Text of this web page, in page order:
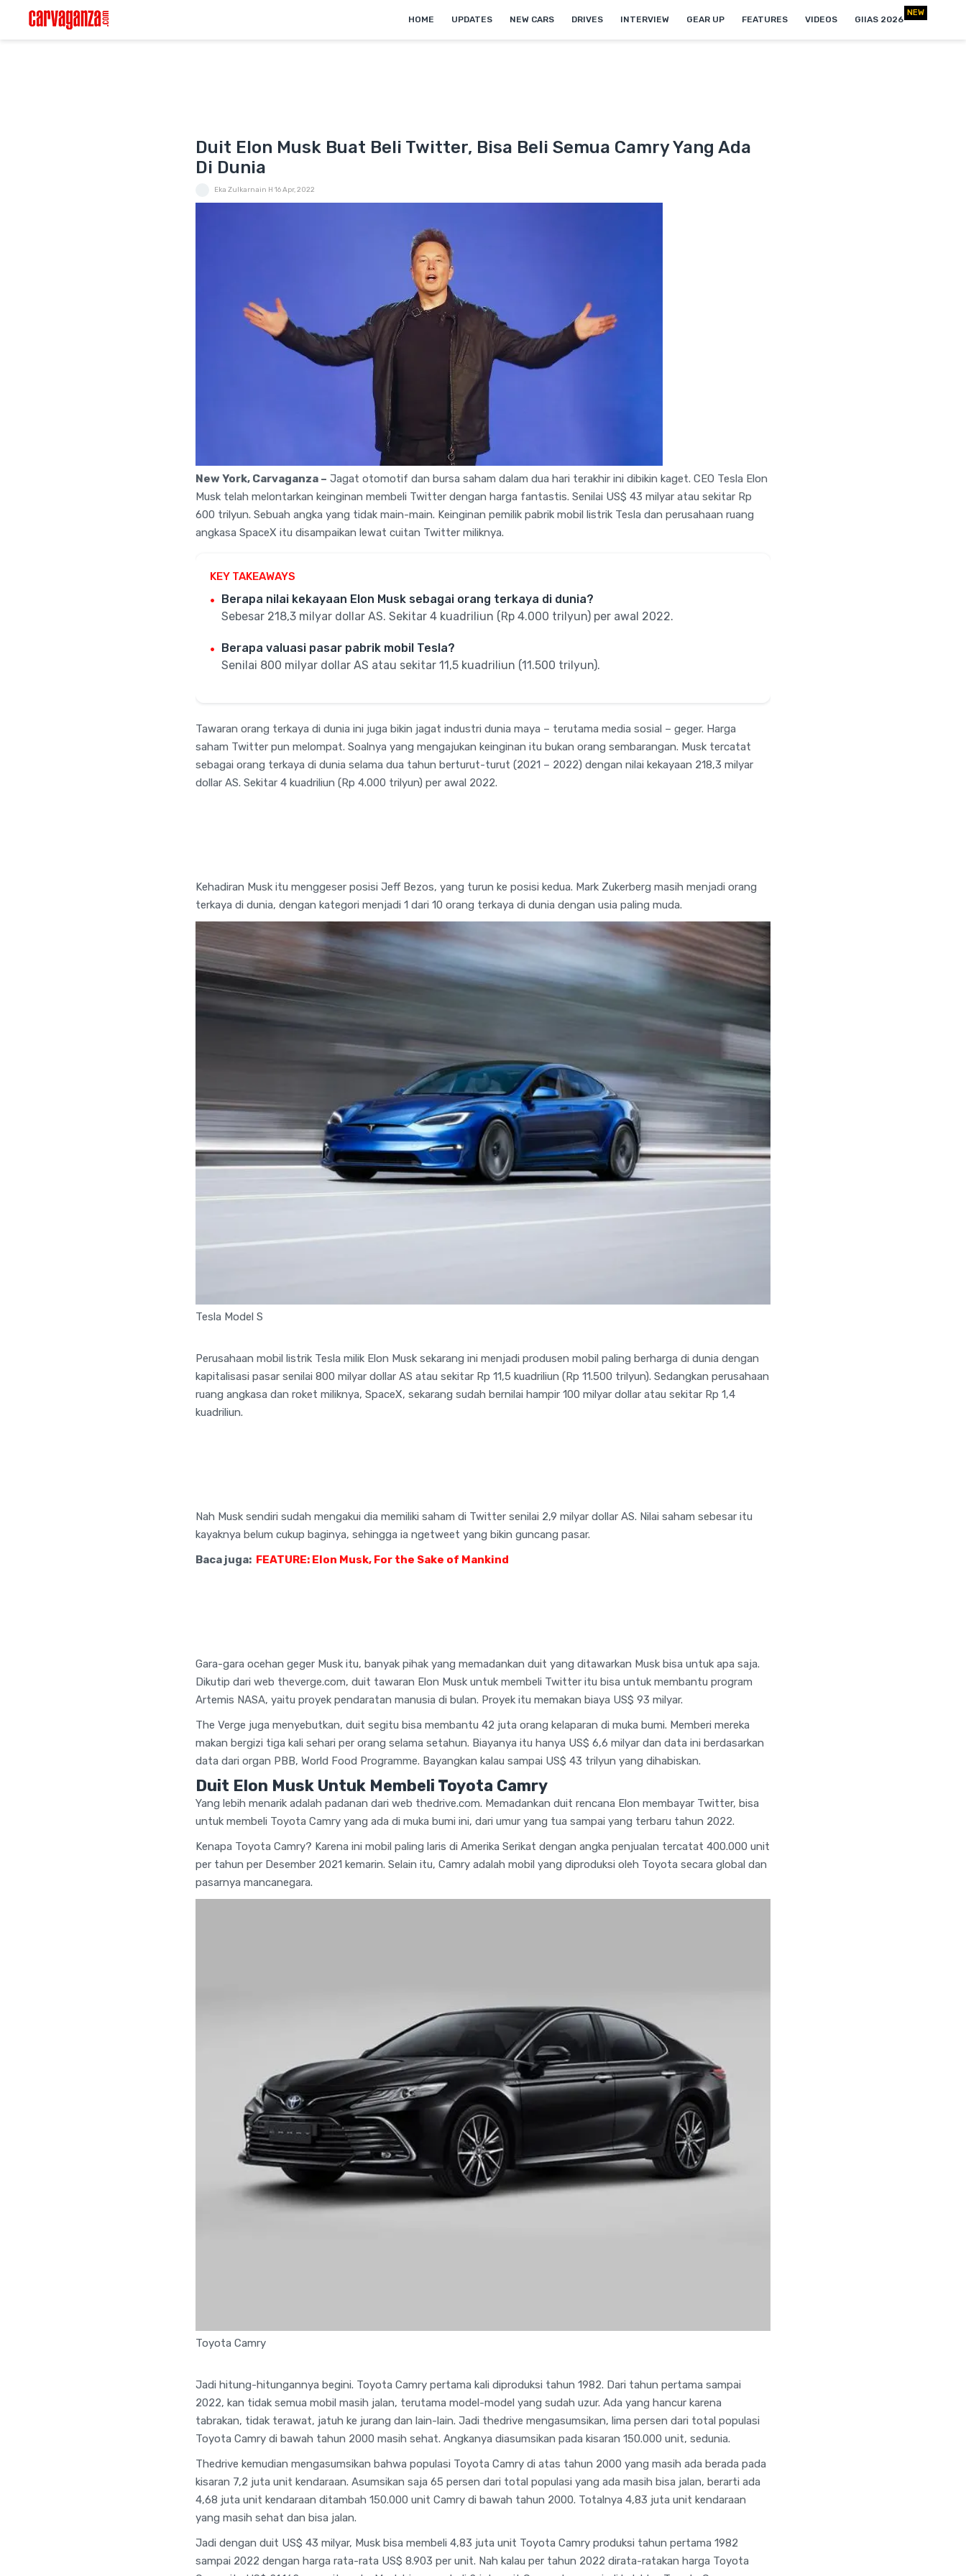
HOME UPDATES NEW CARS DRIVES INTERVIEW GEAR UP FEATURES VIDEOS GIIAS 2026
NEW
Duit Elon Musk Buat Beli Twitter, Bisa Beli Semua Camry Yang Ada
Di Dunia
Eka Zulkarnain H 16 Apr, 2022
New York, Carvaganza – Jagat otomotif dan bursa saham dalam dua hari terakhir ini dibikin kaget. CEO Tesla Elon
Musk telah melontarkan keinginan membeli Twitter dengan harga fantastis. Senilai US$ 43 milyar atau sekitar Rp
600 trilyun. Sebuah angka yang tidak main-main. Keinginan pemilik pabrik mobil listrik Tesla dan perusahaan ruang
angkasa SpaceX itu disampaikan lewat cuitan Twitter miliknya.
KEY TAKEAWAYS
Berapa nilai kekayaan Elon Musk sebagai orang terkaya di dunia?
Sebesar 218,3 milyar dollar AS. Sekitar 4 kuadriliun (Rp 4.000 trilyun) per awal 2022.
Berapa valuasi pasar pabrik mobil Tesla?
Senilai 800 milyar dollar AS atau sekitar 11,5 kuadriliun (11.500 trilyun).
Tawaran orang terkaya di dunia ini juga bikin jagat industri dunia maya – terutama media sosial – geger. Harga
saham Twitter pun melompat. Soalnya yang mengajukan keinginan itu bukan orang sembarangan. Musk tercatat
sebagai orang terkaya di dunia selama dua tahun berturut-turut (2021 – 2022) dengan nilai kekayaan 218,3 milyar
dollar AS. Sekitar 4 kuadriliun (Rp 4.000 trilyun) per awal 2022.
Kehadiran Musk itu menggeser posisi Jeff Bezos, yang turun ke posisi kedua. Mark Zukerberg masih menjadi orang
terkaya di dunia, dengan kategori menjadi 1 dari 10 orang terkaya di dunia dengan usia paling muda.
Tesla Model S
Perusahaan mobil listrik Tesla milik Elon Musk sekarang ini menjadi produsen mobil paling berharga di dunia dengan
kapitalisasi pasar senilai 800 milyar dollar AS atau sekitar Rp 11,5 kuadriliun (Rp 11.500 trilyun). Sedangkan perusahaan
ruang angkasa dan roket miliknya, SpaceX, sekarang sudah bernilai hampir 100 milyar dollar atau sekitar Rp 1,4
kuadriliun.
Nah Musk sendiri sudah mengakui dia memiliki saham di Twitter senilai 2,9 milyar dollar AS. Nilai saham sebesar itu
kayaknya belum cukup baginya, sehingga ia ngetweet yang bikin guncang pasar.
Baca juga: FEATURE: Elon Musk, For the Sake of Mankind
Gara-gara ocehan geger Musk itu, banyak pihak yang memadankan duit yang ditawarkan Musk bisa untuk apa saja.
Dikutip dari web theverge.com, duit tawaran Elon Musk untuk membeli Twitter itu bisa untuk membantu program
Artemis NASA, yaitu proyek pendaratan manusia di bulan. Proyek itu memakan biaya US$ 93 milyar.
The Verge juga menyebutkan, duit segitu bisa membantu 42 juta orang kelaparan di muka bumi. Memberi mereka
makan bergizi tiga kali sehari per orang selama setahun. Biayanya itu hanya US$ 6,6 milyar dan data ini berdasarkan
data dari organ PBB, World Food Programme. Bayangkan kalau sampai US$ 43 trilyun yang dihabiskan.
Duit Elon Musk Untuk Membeli Toyota Camry
Yang lebih menarik adalah padanan dari web thedrive.com. Memadankan duit rencana Elon membayar Twitter, bisa
untuk membeli Toyota Camry yang ada di muka bumi ini, dari umur yang tua sampai yang terbaru tahun 2022.
Kenapa Toyota Camry? Karena ini mobil paling laris di Amerika Serikat dengan angka penjualan tercatat 400.000 unit
per tahun per Desember 2021 kemarin. Selain itu, Camry adalah mobil yang diproduksi oleh Toyota secara global dan
pasarnya mancanegara.
Toyota Camry
Jadi hitung-hitungannya begini. Toyota Camry pertama kali diproduksi tahun 1982. Dari tahun pertama sampai
2022, kan tidak semua mobil masih jalan, terutama model-model yang sudah uzur. Ada yang hancur karena
tabrakan, tidak terawat, jatuh ke jurang dan lain-lain. Jadi thedrive mengasumsikan, lima persen dari total populasi
Toyota Camry di bawah tahun 2000 masih sehat. Angkanya diasumsikan pada kisaran 150.000 unit, sedunia.
Thedrive kemudian mengasumsikan bahwa populasi Toyota Camry di atas tahun 2000 yang masih ada berada pada
kisaran 7,2 juta unit kendaraan. Asumsikan saja 65 persen dari total populasi yang ada masih bisa jalan, berarti ada
4,68 juta unit kendaraan ditambah 150.000 unit Camry di bawah tahun 2000. Totalnya 4,83 juta unit kendaraan
yang masih sehat dan bisa jalan.
Jadi dengan duit US$ 43 milyar, Musk bisa membeli 4,83 juta unit Toyota Camry produksi tahun pertama 1982
sampai 2022 dengan harga rata-rata US$ 8.903 per unit. Nah kalau per tahun 2022 dirata-ratakan harga Toyota